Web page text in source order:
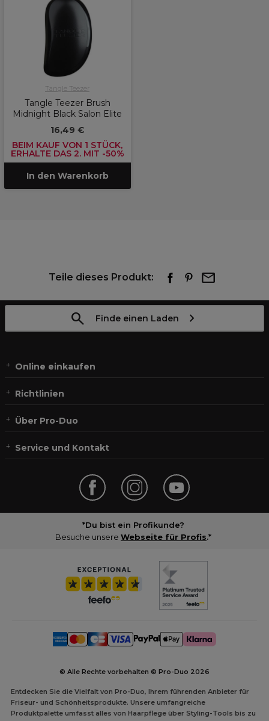
Tangle Teezer
Tangle Teezer Brush
Midnight Black Salon Elite
16,49 €
BEIM KAUF VON 1 STÜCK,
ERHALTE DAS 2. MIT -50%
In den Warenkorb
Teile dieses Produkt:
Finde einen Laden
Online einkaufen
Richtlinien
Über Pro-Duo
Service und Kontakt
*Du bist ein Profikunde?
Besuche unsere Webseite für Profis.*
© Alle Rechte vorbehalten © Pro-Duo 2026
Entdecken Sie die Vielfalt von Pro-Duo, Ihrem führenden Anbieter für
Friseur- und Schönheitsprodukte. Unsere umfangreiche
Produktpalette umfasst alles von Haarpflege über Styling-Tools bis zu